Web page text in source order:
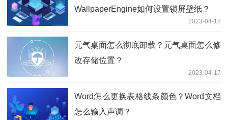
WallpaperEngine如何设置锁屏壁纸？
2023-04-18
元气桌面怎么彻底卸载？元气桌面怎么修
改存储位置？
2023-04-17
Word怎么更换表格线条颜色？Word文档
怎么输入声调？